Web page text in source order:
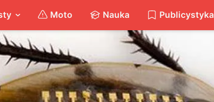
Moto Nauka Publicystyka